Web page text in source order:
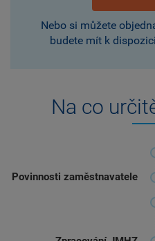
Nebo si můžete
budete mít k
Na co
Povinnosti zaměstnavatele